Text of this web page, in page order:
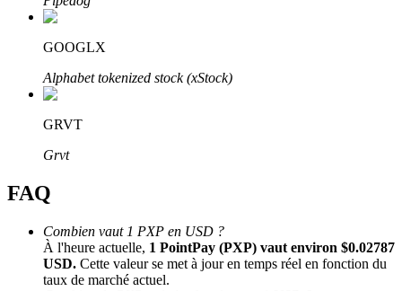
Affiliés Bitrue
Jusqu'à 65 % de commissions !
GOOGLX
Alphabet tokenized stock (xStock)
GRVT
Grvt
FAQ
Combien vaut 1 PXP en USD ?
À l'heure actuelle, 1 PointPay (PXP) vaut environ $0.02787
USD. Cette valeur se met à jour en temps réel en fonction du
taux de marché actuel.